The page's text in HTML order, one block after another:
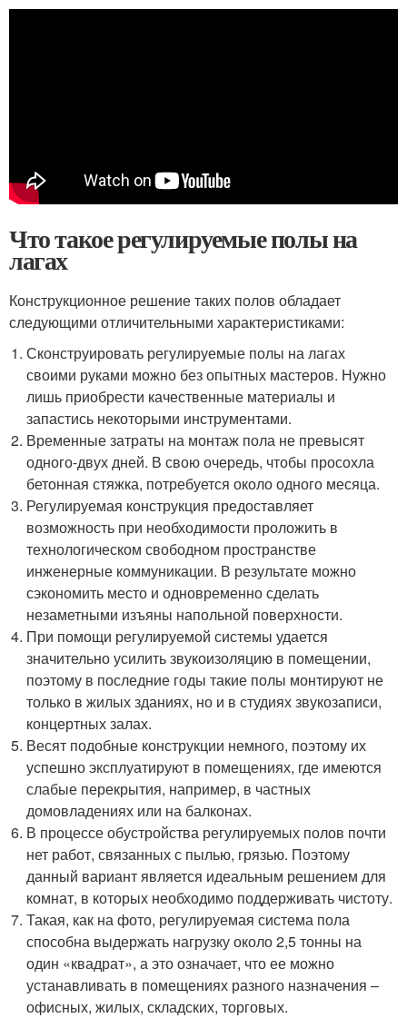
Что такое регулируемые полы на
лагах
Конструкционное решение таких полов обладает
следующими отличительными характеристиками:
Сконструировать регулируемые полы на лагах
своими руками можно без опытных мастеров. Нужно
лишь приобрести качественные материалы и
запастись некоторыми инструментами.
Временные затраты на монтаж пола не превысят
одного-двух дней. В свою очередь, чтобы просохла
бетонная стяжка, потребуется около одного месяца.
Регулируемая конструкция предоставляет
возможность при необходимости проложить в
технологическом свободном пространстве
инженерные коммуникации. В результате можно
сэкономить место и одновременно сделать
незаметными изъяны напольной поверхности.
При помощи регулируемой системы удается
значительно усилить звукоизоляцию в помещении,
поэтому в последние годы такие полы монтируют не
только в жилых зданиях, но и в студиях звукозаписи,
концертных залах.
Весят подобные конструкции немного, поэтому их
успешно эксплуатируют в помещениях, где имеются
слабые перекрытия, например, в частных
домовладениях или на балконах.
В процессе обустройства регулируемых полов почти
нет работ, связанных с пылью, грязью. Поэтому
данный вариант является идеальным решением для
комнат, в которых необходимо поддерживать чистоту.
Такая, как на фото, регулируемая система пола
способна выдержать нагрузку около 2,5 тонны на
один «квадрат», а это означает, что ее можно
устанавливать в помещениях разного назначения –
офисных, жилых, складских, торговых.